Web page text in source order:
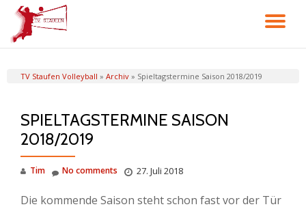
Skip
to
TV Staufen Volleyball » Archiv » Spieltagstermine Saison 2018/2019
SPIELTAGSTERMINE SAISON
2018/2019
Tim 27. Juli 2018
No comments
Die kommende Saison steht schon fast vor der Tür